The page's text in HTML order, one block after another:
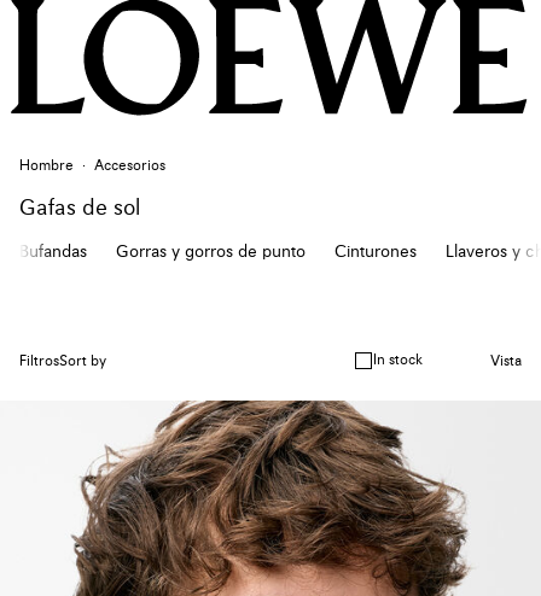
Hombre Accesorios
Gafas de sol
Bufandas Gorras y gorros de punto Cinturones Llaveros y
FiltrosSort by In stock Vista